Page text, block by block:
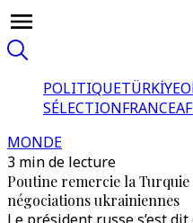
POLITIQUETÜRKİYE
SÉLECTIONFRANCE
MONDE
3 min de lecture
Poutine remercie la
négociations ukrainiennes